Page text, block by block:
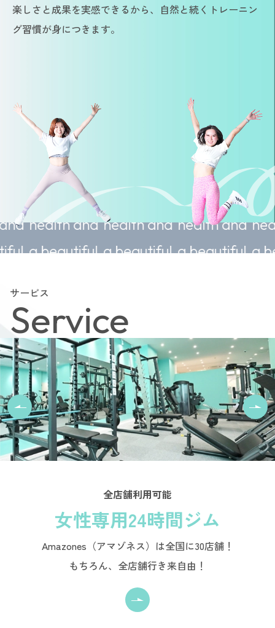
楽しさと成果を実感できるから、自然と続くトレーニン
グ習慣が身につきます。
and
Sustainable
health and
a beautiful
Sustainable
health and
a beautiful
Sustainable
health and
a beautiful
サービス
Service
全店舗利用可能
女性専用24時間ジム
Amazones（アマゾネス）は全国に30店舗！
もちろん、全店舗行き来自由！